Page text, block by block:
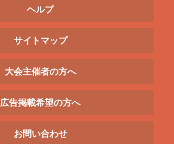
ヘルプ
サイトマップ
大会主催者の方へ
広告掲載希望の方へ
お問い合わせ